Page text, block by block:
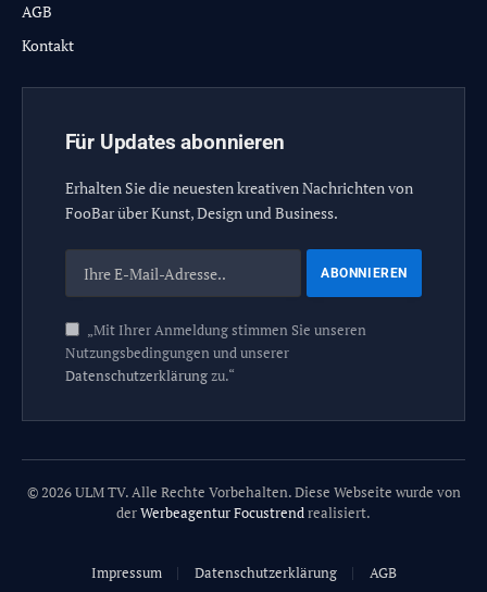
AGB
Kontakt
Für Updates abonnieren
Erhalten Sie die neuesten kreativen Nachrichten von
FooBar über Kunst, Design und Business.
„Mit Ihrer Anmeldung stimmen Sie unseren
Nutzungsbedingungen und unserer
Datenschutzerklärungzu.“
© 2026 ULM TV. Alle Rechte Vorbehalten. Diese Webseite wurde von
derWerbeagentur Focustrendrealisiert.
Impressum Datenschutzerklärung AGB